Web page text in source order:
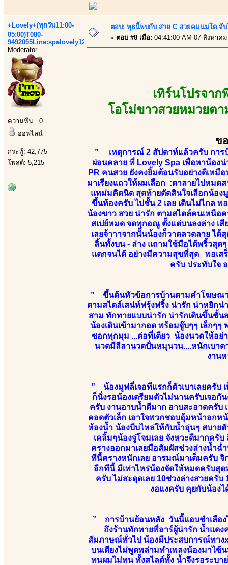
+Lovely+(ทุกวัน11:00-
05:00)T080-
9492055Line:spalovely123
Moderator
ความหื่น : 0
ออฟไลน์
กระทู้: 42,775
โพสต์: 5,215
ตอบ: พุธนี้พบกับ สาย C สวยคมนมโต จั
« ตอบ #8 เมื่อ: 04:41:00 AM 07 สิงหาค
เทิร์นโปรจา
โอโม่ขาวสวยหมวย
ข
” เหตุการณ์ 2 สัปดาห์แล้วครับ การ
ผ่อนคลาย ที่ Lovely Spa เพื่อหาน้อง
PR คนสวย ยังคงยิ้มต้อนรับอย่างดีเห
มาเรียงแถวให้ผมเลือก :ตาลายไปหมด
แหม่มคิดนิด สุดท้ายตัดสินใจเลือกน้อง
ขึ้นห้องครับ ไปชั้น 2 เลย เดินไม่ไกล
น้องขาว สวย น่ารัก ตามสไตล์คนเหนื
สเปย์หมด จดทุกอณู ตั้งแต่บนลงล่าง เ
เลยจ้าาาจากนั้นน้องก็วาดลวดลาย ไ
ลิ้นทั้งบน - ล่าง แถามใช้มือได้พริ้วสุ
แตกจนได้ อย่างมีความสุขที่สุด พอเส
ครับ ประทับใจ
” ขึ้นต้นหัวข้อการบ้านตามคำโฆษณา
ตามสไตล์เสน่ห์ฟรุ้งฟริ้ง น่ารัก น่าหยิก
สาม ทักทายแบบน่ารัก น่ารักเดินขึ้นชั้น
น้องเดินเข้ามากอด พร้อมจู๊บๆๆ เล็กๆ
ซอกทุกมุม ...ต่อที่เตียว น้องนวดให้อย่
นวดมีลีลานวดปั่นหมุนวน....หนักเบาต
งาน
” น้องมูฟลี่เจอทีแรกก็ตัวเบาเลยครับ
ก็นั่งรอน้องเตรียมตัวไม่นานครับเจอ
ครับ งานอาบน้ำดีมาก อาบสะอาดครับ
คอดตัวเล็ก เอาใจพวกชอบอุ้มหน้าอกห
ห้องน้ำ น้องบีบไหล่ให้กับน้ำอุ่นๆ สบาย
เคลิ้มๆน้องจู่โจมเลย จังหวะดีมากครั
ครางออกมาเลยมือสัมผัสช่วงล่างน้ำฉ่
ทีนี้ครางหนักเลย อารมณ์มาเต็มครับ
อีกทีนี้ มีเท่าไหร่น้องจัดให้หมดครับสุด
ครับ ไม่สะดุดเลย 10ช่วงล่างสวยครับ
งอแงครับ คุยกับน้อง
” การบ้านย้อนหลัง วันนี้แอบชำเลือ
ถึงร้านทักทายพี่อาร์ผู้น่ารัก น้ำแดง
สัมภาษณ์ทั่วไป น้องมีประสบการณ์ทาง
บนเตียงไม่พูดพล่ามทำเพลงน้องมาไซ้
ทนผมไม่ทน ทั้งสไลด์ทั้ง น้ำจึงรอระบา